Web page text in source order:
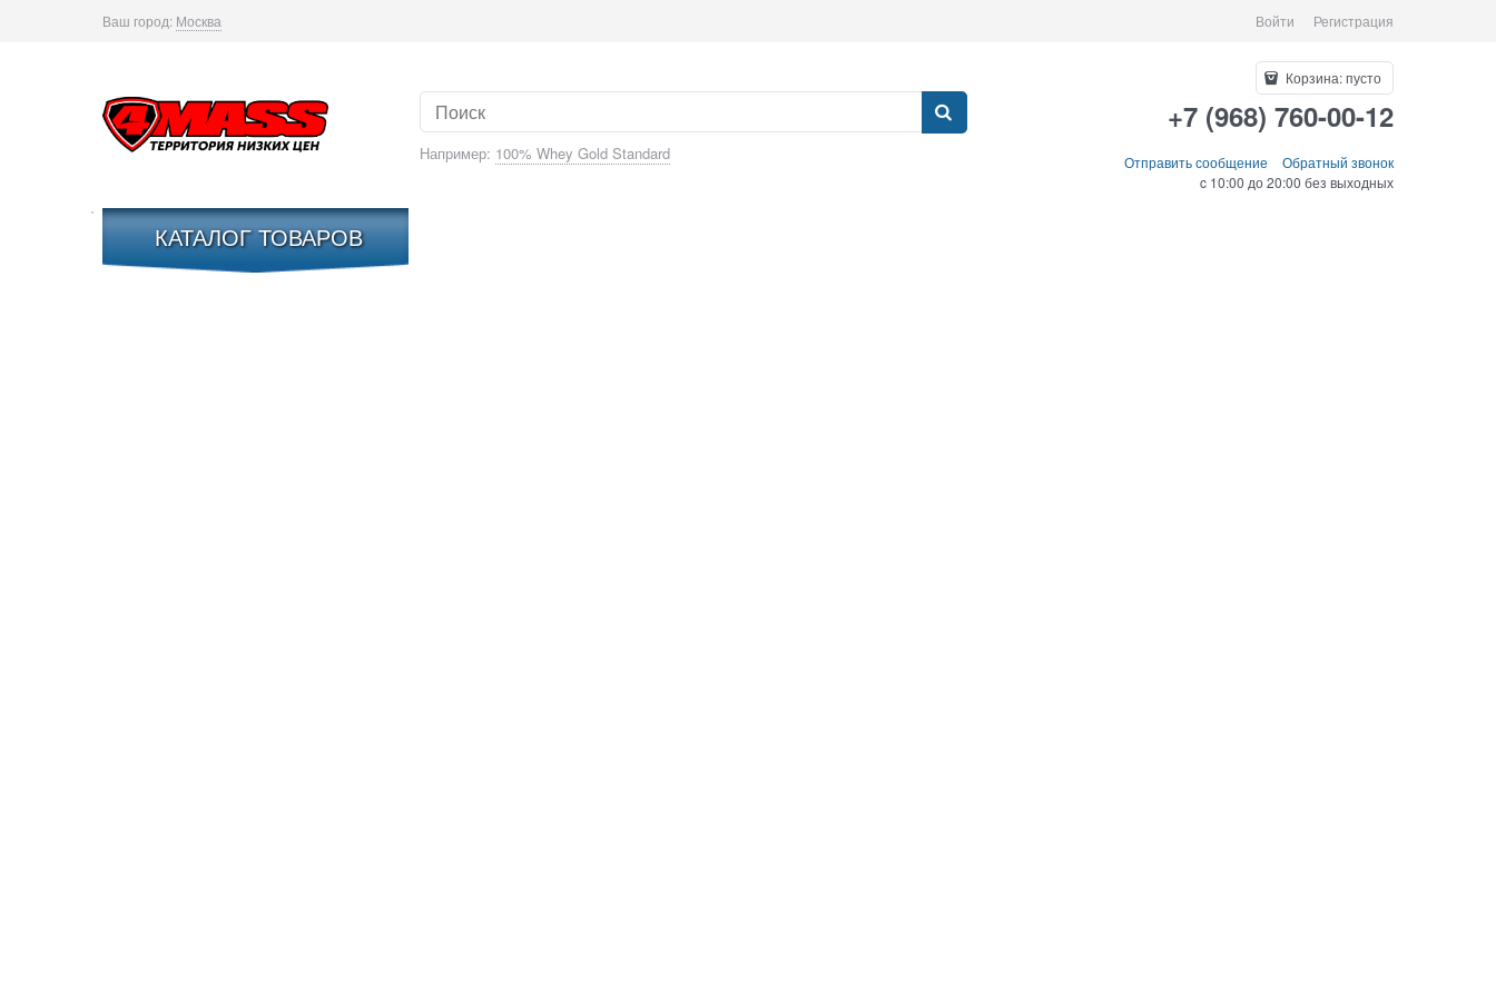
Ваш город: Москва Войти Регистрация
Например: 100% Whey Gold Standard
Корзина:пусто
+7 (968) 760-00-12
Отправить сообщение
Обратный звонок
c 10:00 до 20:00 без выходных
КАТАЛОГ ТОВАРОВ